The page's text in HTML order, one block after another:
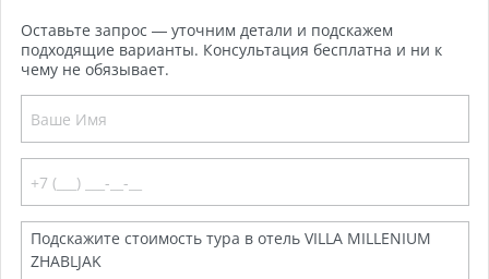
Оставьте запрос — уточним детали и подскажем
подходящие варианты. Консультация бесплатна и ни к
чему не обязывает.